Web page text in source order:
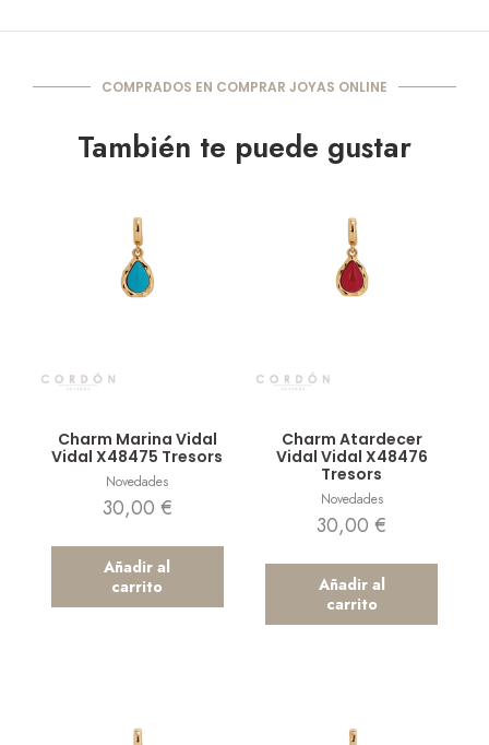
COMPRADOS EN COMPRAR JOYAS ONLINE
También te puede gustar
Charm Marina Vidal
Vidal X48475 Tresors
Novedades
30,00 €
Añadir al
carrito
Charm Atardecer
Vidal Vidal X48476
Tresors
Novedades
30,00€
Añadir al
carrito